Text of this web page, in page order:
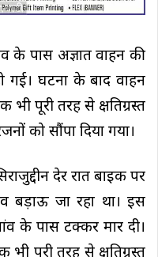
के पास अज्ञात वाहन की
गई। घटना के बाद वाहन
पूरी तरह से क्षतिग्रस्त
को सौंपा दिया गया।
देर रात बाइक पर
जा रहा था। इस
के पास टक्कर मार दी।